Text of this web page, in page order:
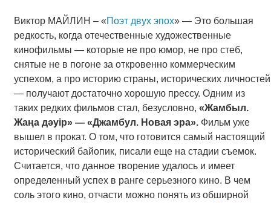
Виктор МАЙЛИН – «Поэт двух эпох» — Это большая
редкость, когда отечественные художественные
кинофильмы — которые не про юмор, не про стеб,
снятые не в погоне за откровенно коммерческим
успехом, а про историю страны, исторических личностей
— получают достаточно хорошую прессу. Одним из
таких редких фильмов стал, безусловно, «Жамбыл.
Жаңа дәуір» — «Джамбул. Новая эра».Фильм уже
вышел в прокат. О том, что готовится самый настоящий
исторический байопик, писали еще на стадии съемок.
Считается, что данное творение удалось и имеет
определенный успех в ранге серьезного кино. В чем
соль этого кино, отчасти можно понять из обширной